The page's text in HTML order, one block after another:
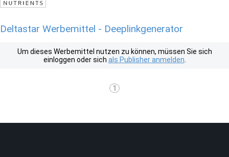
Deltastar Werbemittel - Deeplinkgenerator
Um dieses Werbemittel nutzen zu können, müssen Sie sich
einloggen oder sich als Publisher anmelden
1